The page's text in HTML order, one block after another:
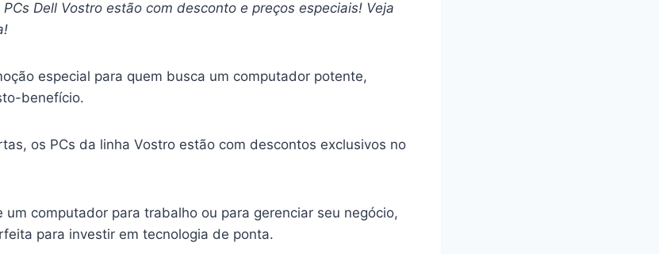
Dell Vostro estão com desconto e preços especiais! Veja
especial para quem busca um computador potente,
benefício.
os PCs da linha Vostro estão com descontos exclusivos no
um computador para trabalho ou para gerenciar seu negócio,
para investir em tecnologia de ponta.